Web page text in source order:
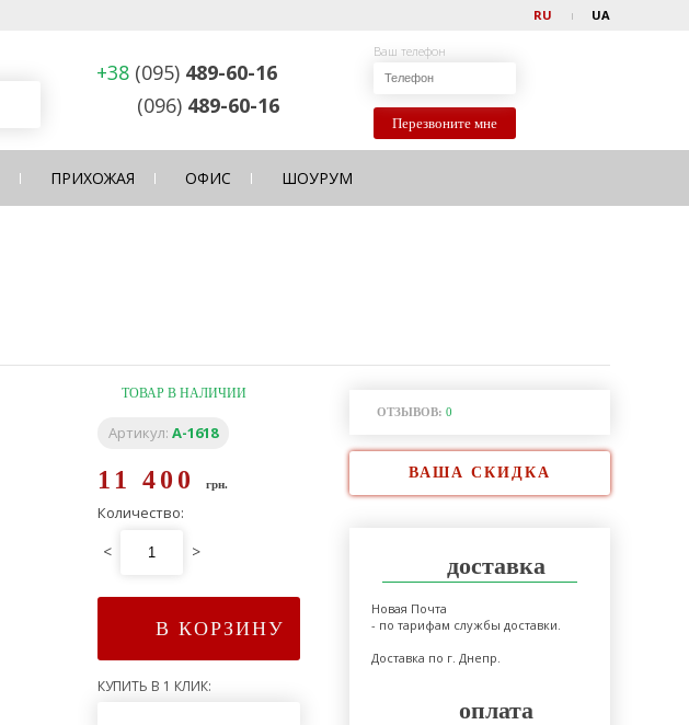
RU UA
+38 (095) 489-60-16
(096) 489-60-16
Ваш телефон
Перезвоните мне
ПРИХОЖАЯ ОФИС ШОУРУМ
ТОВАР В НАЛИЧИИ
Артикул: A-1618
11 400 грн.
Количество:
< >
В КОРЗИНУ
КУПИТЬ В 1 КЛИК:
ОТЗЫВОВ: 0
ВАША СКИДКА
доставка
Новая Почта
- по тарифам службы доставки.
Доставка по г. Днепр.
оплата